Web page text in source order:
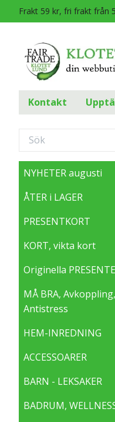
Frakt 59 kr, fri frakt från
Kontakt
NYHETER augusti
ÅTER i LAGER
PRESENTKORT
KORT, vikta kort
Originella
MÅ BRA, Avkoppling,
Antistress
HEM-INREDNING
ACCESSOARER
BARN - LEKSAKER
BADRUM,